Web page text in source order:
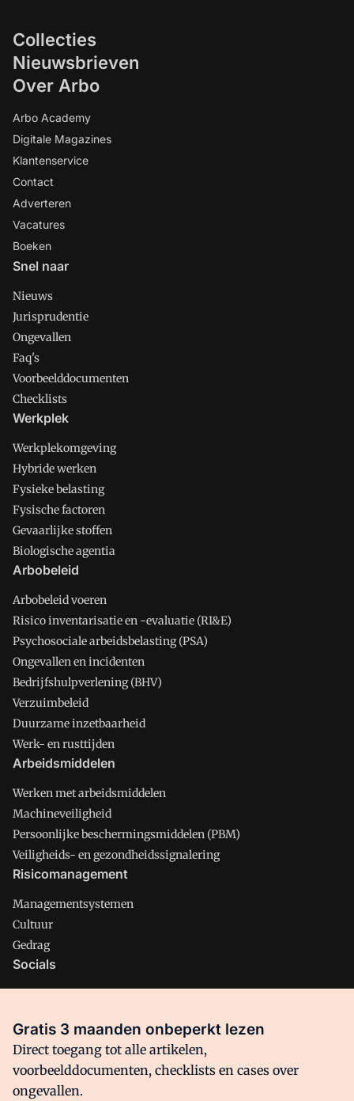
Collecties
Nieuwsbrieven
Over Arbo
Arbo Academy
Digitale Magazines
Klantenservice
Contact
Adverteren
Vacatures
Boeken
Snel naar
Nieuws
Jurisprudentie
Ongevallen
Faq's
Voorbeelddocumenten
Checklists
Werkplek
Werkplekomgeving
Hybride werken
Fysieke belasting
Fysische factoren
Gevaarlijke stoffen
Biologische agentia
Arbobeleid
Arbobeleid voeren
Risico inventarisatie en -evaluatie (RI&E)
Psychosociale arbeidsbelasting (PSA)
Ongevallen en incidenten
Bedrijfshulpverlening (BHV)
Verzuimbeleid
Duurzame inzetbaarheid
Werk- en rusttijden
Arbeidsmiddelen
Werken met arbeidsmiddelen
Machineveiligheid
Persoonlijke beschermingsmiddelen (PBM)
Veiligheids- en gezondheidssignalering
Risicomanagement
Managementsystemen
Cultuur
Gedrag
Socials
Facebook
Gratis 3 maanden onbeperkt lezen
Direct toegang tot alle artikelen,
voorbeelddocumenten, checklists en cases over
ongevallen.